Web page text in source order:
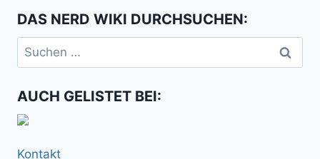
DAS NERD WIKI DURCHSUCHEN:
Suchen
nach:
AUCH GELISTET BEI:
Kontakt